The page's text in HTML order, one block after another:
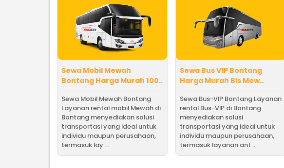
Sewa Mobil Mewah
Bontang Harga Murah 100..
Sewa Mobil Mewah Bontang
Layanan rental mobil Mewah di
Bontang menyediakan solusi
transportasi yang ideal untuk
individu maupun perusahaan,
termasuk lay ...
Sewa Bus VIP Bontang
Harga Murah Bis Mew..
Sewa Bus-VIP Bontang Layanan
rental Bus-VIP di Bontang
menyediakan solusi
transportasi yang ideal untuk
individu maupun perusahaan,
termasuk layanan ant ...